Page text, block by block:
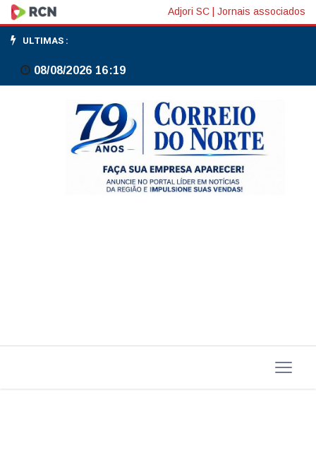
Bolsas
da
Europa
fecham
majoritariamente
e
Adjori SC Jornais associados
ULTIMAS :
08/08/2026 16:19